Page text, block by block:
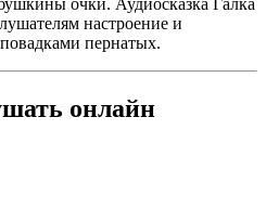
настроение и
пернатых.
онлайн